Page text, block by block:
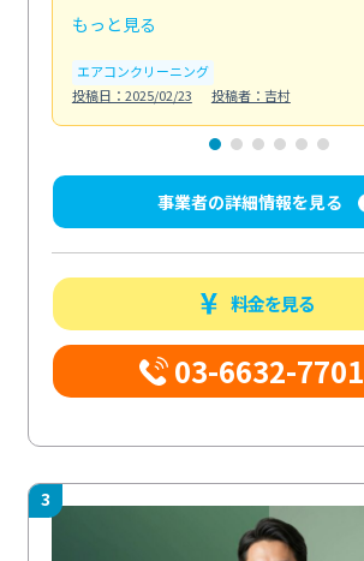
もっと見る
エアコンクリーニング
投稿日：2025/02/23
投稿者：吉村
事業者の詳細情報を見る
料金を見る
03-6632-7701
3